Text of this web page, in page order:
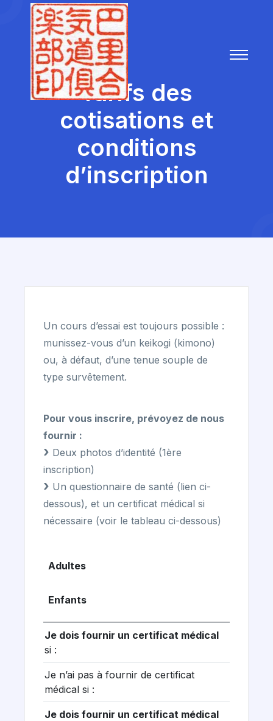
Tarifs des
cotisations et
conditions
d’inscription
Un cours d’essai est toujours possible :
munissez-vous d’un keikogi (kimono)
ou, à défaut, d’une tenue souple de
type survêtement.
Pour vous inscrire, prévoyez de nous
fournir :
Deux photos d’identité (1ère
inscription)
Un questionnaire de santé (lien ci-
dessous), et un certificat médical si
nécessaire (voir le tableau ci-dessous)
Adultes
Enfants
Je dois fournir un certificat médical
si :
Je n’ai pas à fournir de certificat
médical si :
Je dois fournir un certificat médical